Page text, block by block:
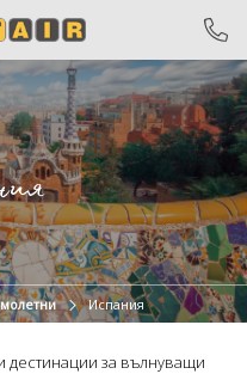
Испания
дестинации за вълнуващи